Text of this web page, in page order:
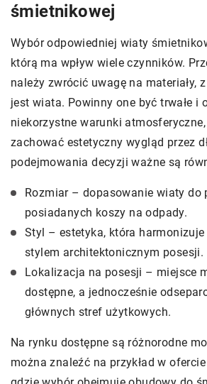
śmietnikowej
Wybór odpowiedniej wiaty
którą ma wpływ wiele czynników.
należy zwrócić uwagę na materiały,
jest wiata. Powinny one być trwałe i
niekorzystne warunki
zachować estetyczny wygląd przez
podejmowania decyzji ważne są
Rozmiar – dopasowanie wiaty do
posiadanych koszy na odpady.
Styl – estetyka, która
stylem architektonicznym posesji.
Lokalizacja na posesji – miejsce
dostępne, a jednocześnie
głównych stref użytkowych.
Na rynku dostępne są różnorodne
można znaleźć na przykład w ofercie